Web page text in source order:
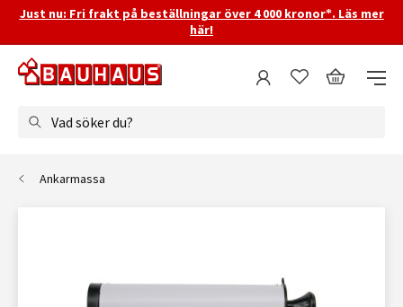
Just nu: Fri frakt på beställningar över 4 000 kronor*. Läs mer
här!
Vad söker du?
Ankarmassa